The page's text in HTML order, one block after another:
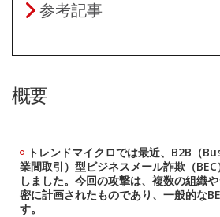
参考記事
概要
トレンドマイクロでは最近、B2B（
業間取引）型ビジネスメール詐欺（
しました。今回の攻撃は、複数の組織
密に計画されたものであり、一般的な
す。